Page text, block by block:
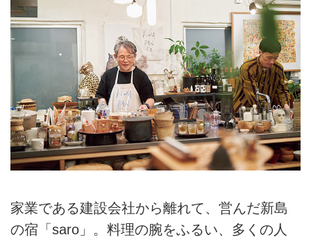
家業である建設会社から離れて、営んだ新島
の宿「saro」。料理の腕をふるい、多くの人